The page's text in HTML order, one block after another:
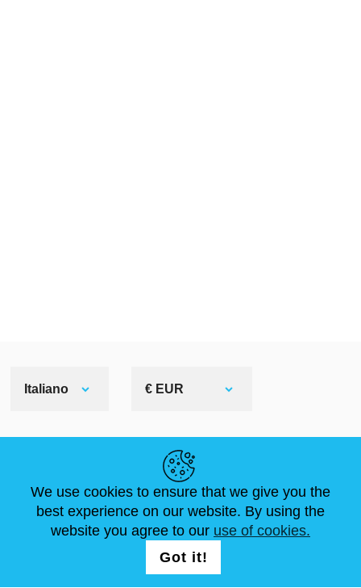
Italiano € EUR
NOTIZIE
ARTICOLI
ABOUT US
FAQ
DIMENSIONI STANDARD
CONTATTACI
We use cookies to ensure that we give you the
best experience on our website. By using the
website you agree to our use of cookies.
Got it!